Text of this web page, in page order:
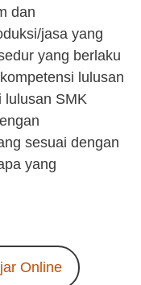
dan
jasa yang
yang berlaku
lulusan
lulusan SMK
sesuai dengan
yang
Online